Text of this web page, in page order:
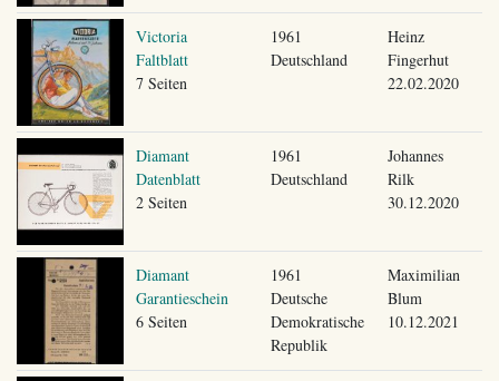
Victoria
Faltblatt
7 Seiten
1961
Deutschland
Heinz
Fingerhut
22.02.2020
Diamant
Datenblatt
2 Seiten
1961
Deutschland
Johannes
Rilk
30.12.2020
Diamant
Garantieschein
6 Seiten
1961
Deutsche
Demokratische
Republik
Maximilian
Blum
10.12.2021